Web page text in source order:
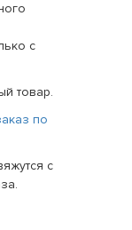
с
товар.
по
с